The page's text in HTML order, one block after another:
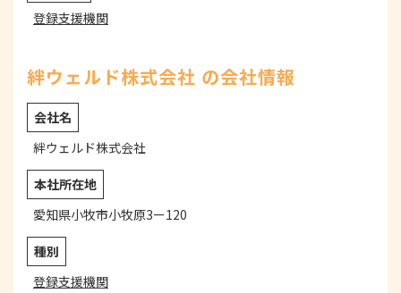
登録支援機関
絆ウェルド株式会社 の会社情報
会社名
絆ウェルド株式会社
本社所在地
愛知県小牧市小牧原3ー120
種別
登録支援機関